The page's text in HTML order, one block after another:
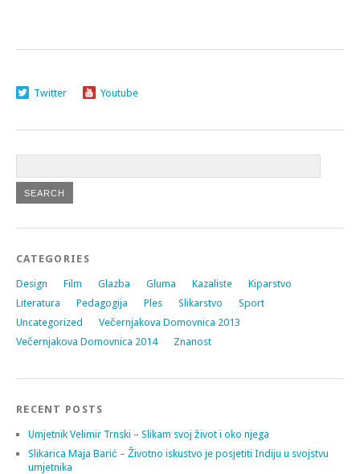
Twitter Youtube
CATEGORIES
Design Film Glazba Gluma Kazaliste
Kiparstvo
Literatura
Pedagogija Ples Slikarstvo
Sport
Uncategorized
Večernjakova Domovnica 2013
Večernjakova Domovnica 2014
Znanost
RECENT POSTS
Umjetnik Velimir Trnski – Slikam svoj život i oko njega
Slikarica Maja Barić – Životno iskustvo je posjetiti Indiju u svojstvu
umjetnika